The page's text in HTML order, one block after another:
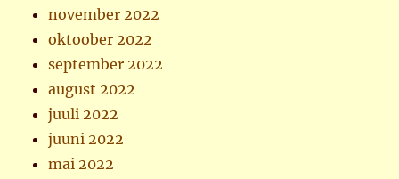
november 2022
oktoober 2022
september 2022
august 2022
juuli 2022
juuni 2022
mai 2022